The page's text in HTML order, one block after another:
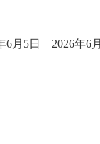
6月 5日—2026年6月